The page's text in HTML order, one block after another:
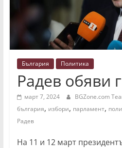
България Политика
Радев обяви
март 7, 2024 BGZone.com
българия, избори, парламент,
Радев
На 11 и 12 март